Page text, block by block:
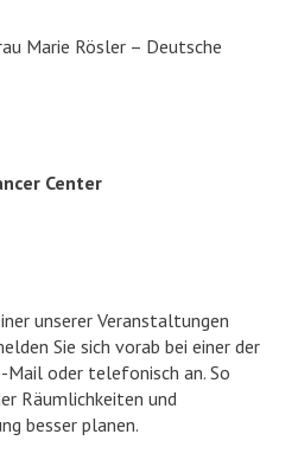
Marie Rösler – Deutsche
Center
unserer Veranstaltungen
Sie sich vorab bei einer der
Mail oder telefonisch an. So
Räumlichkeiten und
besser planen.